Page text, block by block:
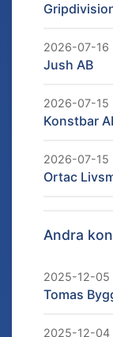
2026-07-16
Jush AB
2026-07-15
Konstbar
2026-07-15
Ortac
Andra
2025-12-05
Tomas
2025-12-04